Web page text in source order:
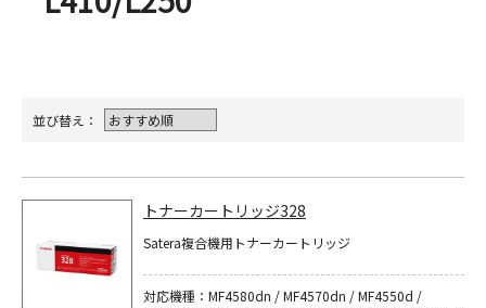
並び替え：
トナーカートリッジ328
Satera複合機用トナーカートリッジ
対応機種：MF4580dn / MF4570dn / MF4550d /